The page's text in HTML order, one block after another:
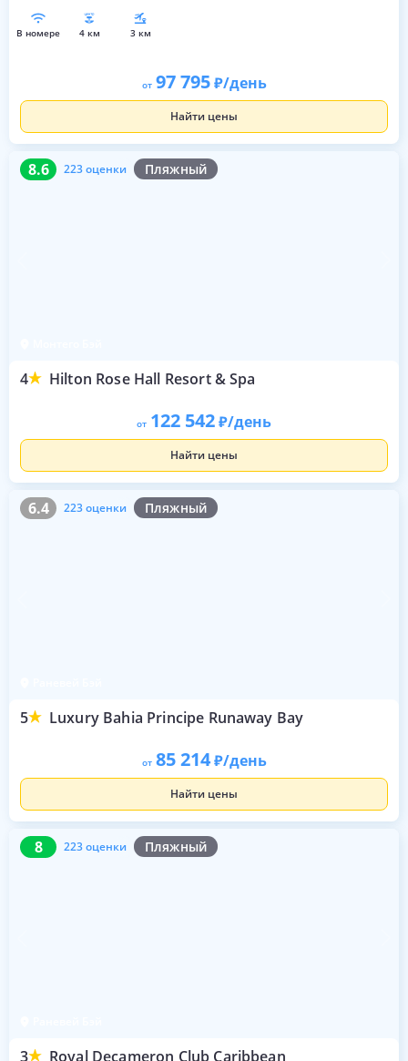
в номере 4 км 3 км
от 97 795 /день
Найти цены
8.6 223 оценки Пляжный
4 Hilton Rose Hall Resort & Spa
8.6 223 оценки
от 122 542 /день
Найти цены
6.4 223 оценки Пляжный
5 Luxury Bahia Principe Runaway Bay
6.4 223 оценки
от 85 214 /день
Найти цены
8 223 оценки Пляжный
3 Royal Decameron Club Caribbean
8 223 оценки